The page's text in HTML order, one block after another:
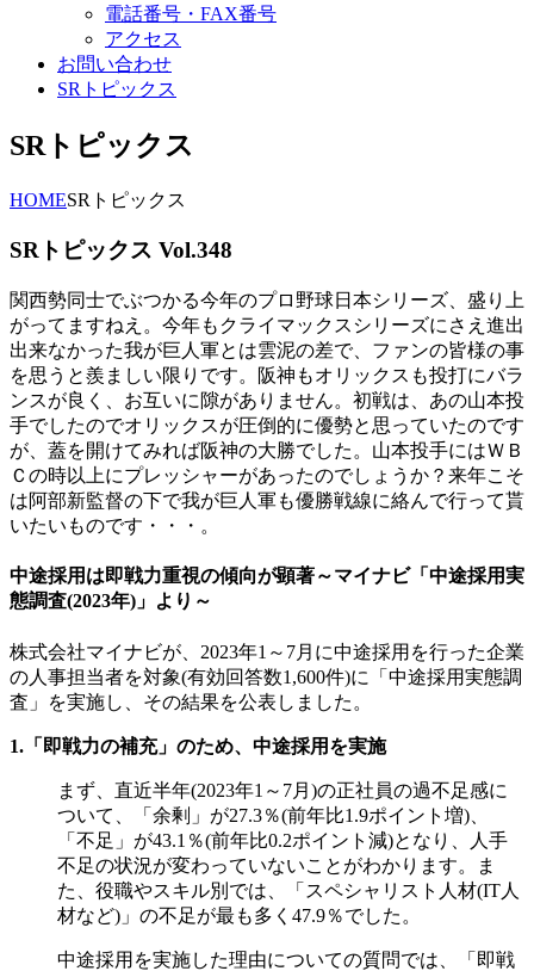
電話番号・FAX番号
アクセス
お問い合わせ
SRトピックス
SRトピックス
HOMESRトピックス
SRトピックス Vol.348
関西勢同士でぶつかる今年のプロ野球日本シリーズ、盛り上
がってますねえ。今年もクライマックスシリーズにさえ進出
出来なかった我が巨人軍とは雲泥の差で、ファンの皆様の事
を思うと羨ましい限りです。阪神もオリックスも投打にバラ
ンスが良く、お互いに隙がありません。初戦は、あの山本投
手でしたのでオリックスが圧倒的に優勢と思っていたのです
が、蓋を開けてみれば阪神の大勝でした。山本投手にはＷＢ
Ｃの時以上にプレッシャーがあったのでしょうか？来年こそ
は阿部新監督の下で我が巨人軍も優勝戦線に絡んで行って貰
いたいものです・・・。
中途採用は即戦力重視の傾向が顕著～マイナビ「中途採用実
態調査(2023年)」より～
株式会社マイナビが、2023年1～7月に中途採用を行った企業
の人事担当者を対象(有効回答数1,600件)に「中途採用実態調
査」を実施し、その結果を公表しました。
1.「即戦力の補充」のため、中途採用を実施
まず、 直近半年(2023年1～7月)の正社員の過不足感に
ついて、「余剰」が27.3％(前年比1.9ポイント増)、
「不足」が43.1％(前年比0.2ポイント減)となり、人手
不足の状況が変わっていないことがわかります。ま
た、役職やスキル別では、「スペシャリスト人材(IT人
材など)」の不足が最も多く47.9％でした。
中途採用を実施した理由についての質問では、「即戦